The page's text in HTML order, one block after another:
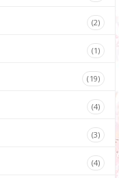
(2)
(1)
(19)
(4)
(3)
(4)